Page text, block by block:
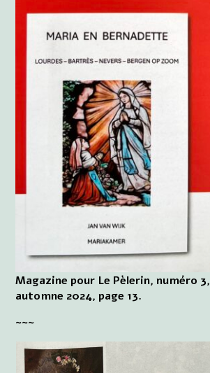
Magazine pour Le Pèlerin, numéro 3,
automne 2024, page 13.
~~~